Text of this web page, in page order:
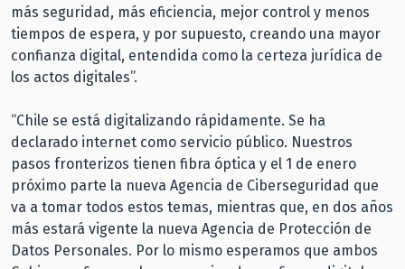
más seguridad, más eficiencia, mejor control y menos
tiempos de espera, y por supuesto, creando una mayor
confianza digital, entendida como la certeza jurídica de
los actos digitales”.
“Chile se está digitalizando rápidamente. Se ha
declarado internet como servicio público. Nuestros
pasos fronterizos tienen fibra óptica y el 1 de enero
próximo parte la nueva Agencia de Ciberseguridad que
va a tomar todos estos temas, mientras que, en dos años
más estará vigente la nueva Agencia de Protección de
Datos Personales. Por lo mismo esperamos que ambos